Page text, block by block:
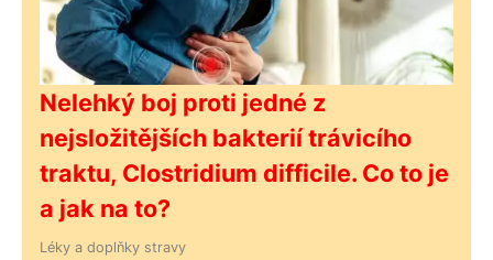
Nelehký boj proti jedné z
nejsložitějších bakterií trávicího
traktu, Clostridium difficile. Co to je
a jak na to?
Léky a doplňky stravy